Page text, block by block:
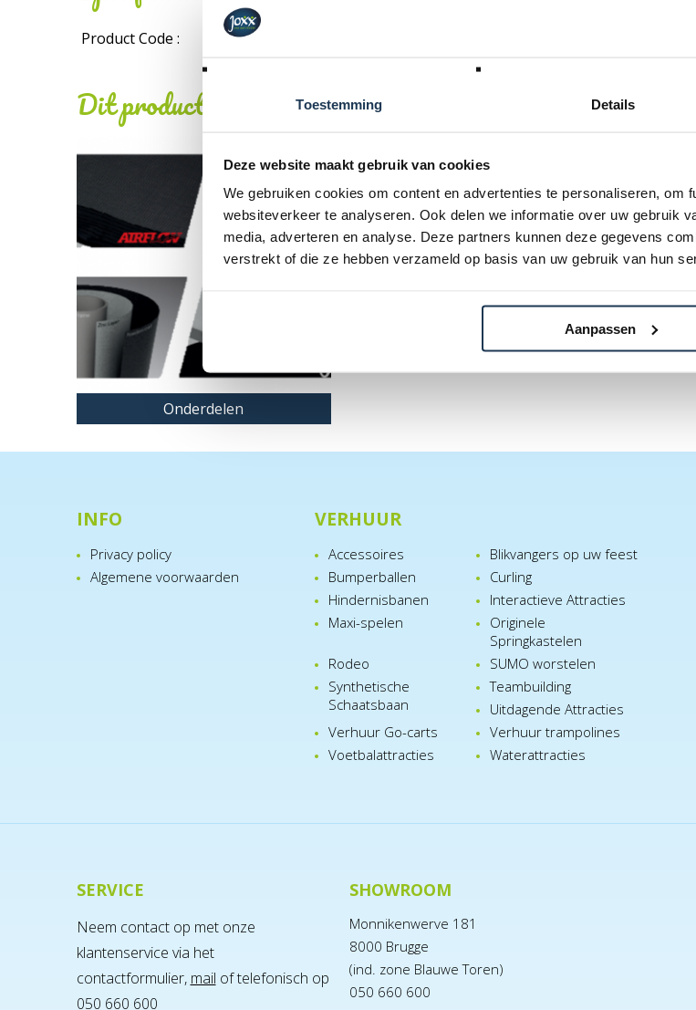
Toestemming Details
Deze website maakt gebruik van cookies
We gebruiken cookies om content en advertenties te personaliseren, om
websiteverkeer te analyseren. Ook delen we informatie over uw gebruik
media, adverteren en analyse. Deze partners kunnen deze gegevens
verstrekt of die ze hebben verzameld op basis van uw gebruik van hun
Aanpassen
Product Code :
Dit product behoort tot de volgende categorie(ën)
Onderdelen
INFO
Privacy policy
Algemene voorwaarden
VERHUUR
Accessoires
Blikvangers op uw feest
Bumperballen
Curling
Hindernisbanen
Interactieve Attracties
Maxi-spelen
Originele
Springkastelen
Rodeo
SUMO worstelen
Synthetische
Schaatsbaan
Teambuilding
Uitdagende Attracties
Verhuur Go-carts
Verhuur trampolines
Voetbalattracties
Waterattracties
SERVICE
Neem contact op met onze
klantenservice via het
contactformulier, mail of telefonisch op
050 660 600
SHOWROOM
Monnikenwerve 181
8000 Brugge
(ind. zone Blauwe Toren)
050 660 600